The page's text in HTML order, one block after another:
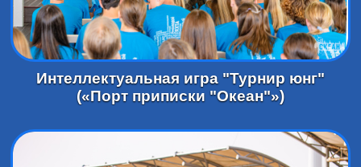
Интеллектуальная игра "Турнир юнг"
(«Порт приписки "Океан"»)